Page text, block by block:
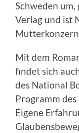
Schweden
Verlag und ist
Mit dem
findet sich
des National
Programm des
Eigene